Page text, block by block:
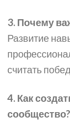
3. Почему
Развитие
считать
4. Как
сообщество?